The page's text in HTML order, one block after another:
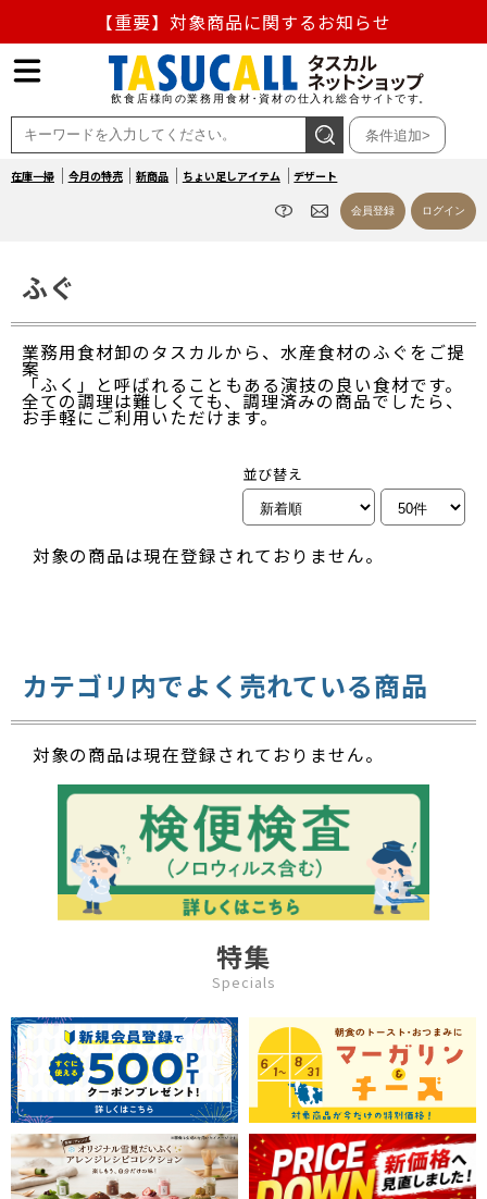
【重要】対象商品に関するお知らせ
【重要】熊本地震の影響による商品出荷停止のお知らせ
熊本県熊本地方を震源とする地震の影響によるお荷物のお
届け遅延について
条件追加>
在庫一掃 今月の特売 新商品 ちょい足しアイテム デザート
会員登録 ログイン
ふぐ
業務用食材卸のタスカルから、水産食材のふぐをご提
案
「ふく」と呼ばれることもある演技の良い食材です。
全ての調理は難しくても、調理済みの商品でしたら、
お手軽にご利用いただけます。
並び替え
対象の商品は現在登録されておりません。
カテゴリ内でよく売れている商品
対象の商品は現在登録されておりません。
特集
Specials